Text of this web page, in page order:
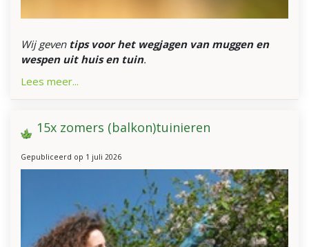
Wij geven tips voor het wegjagen van muggen en
wespen uit huis en tuin.
Lees meer...
15x zomers (balkon)tuinieren
Gepubliceerd op 1 juli 2026